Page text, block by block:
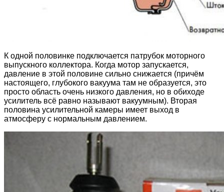
К одной половинке подключается патрубок моторного
выпускного коллектора. Когда мотор запускается,
давление в этой половине сильно снижается (причём
настоящего, глубокого вакуума там не образуется, это
просто область очень низкого давления, но в обиходе
усилитель всё равно называют вакуумным). Вторая
половина усилительной камеры имеет выход в
атмосферу с нормальным давлением.